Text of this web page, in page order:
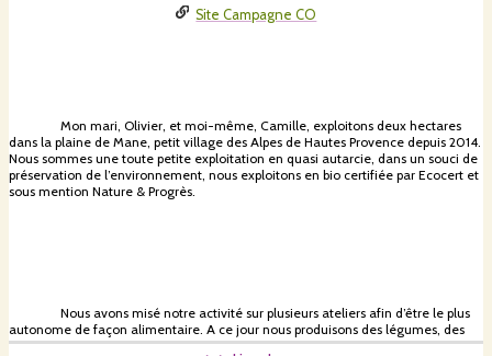
Site Campagne CO
Mon mari, Olivier, et moi-même, Camille, exploitons deux hectares
dans la plaine de Mane, petit village des Alpes de Hautes Provence depuis 2014.
Nous sommes une toute petite exploitation en quasi autarcie, dans un souci de
préservation de l’environnement, nous exploitons en bio certifiée par Ecocert et
sous mention Nature & Progrès.
Nous avons misé notre activité sur plusieurs ateliers afin d’être le plus
autonome de façon alimentaire. A ce jour nous produisons des légumes, des
fruits, des céréales, du porc, des poules et des poulets.